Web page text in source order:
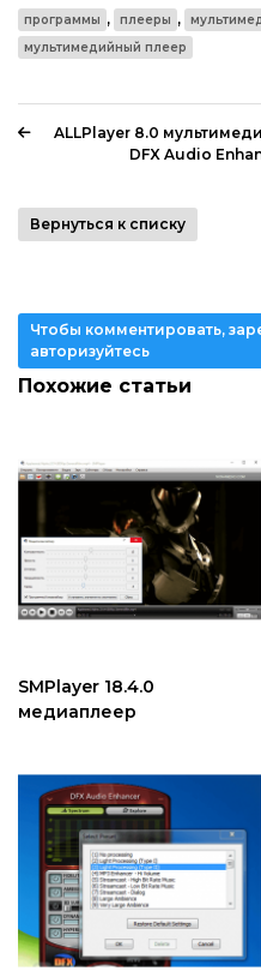
программы , плееры ,
мультимедийный плеер
ALLPlayer 8.0
DFX Audio
Вернуться к списку
Чтобы комментировать,
авторизуйтесь
Похожие статьи
SMPlayer 18.4.0
медиаплеер